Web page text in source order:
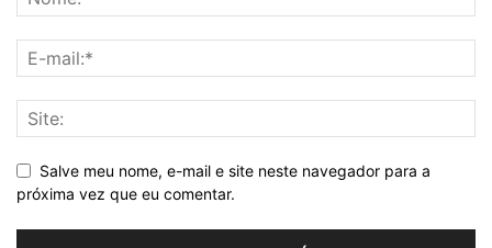
Salve meu nome, e-mail e site neste navegador para a
próxima vez que eu comentar.